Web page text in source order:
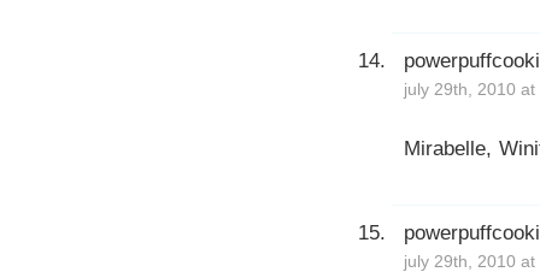
july 29th, 2010
Mirabelle,
july 29th, 2010